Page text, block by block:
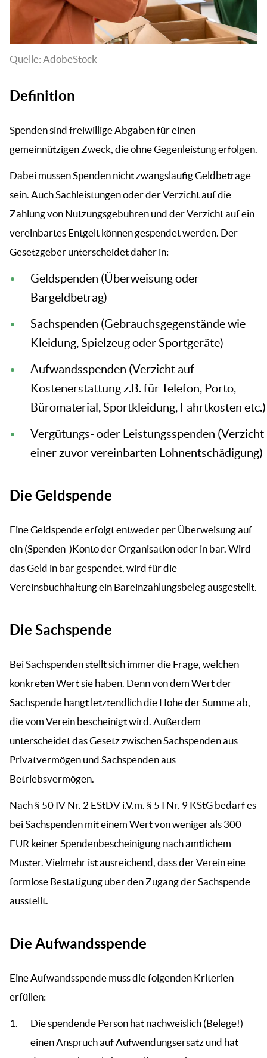
Quelle: AdobeStock
Definition
Spenden sind freiwillige Abgaben für einen
gemeinnützigen Zweck, die ohne Gegenleistung erfolgen.
Dabei müssen Spenden nicht zwangsläufig Geldbeträge
sein. Auch Sachleistungen oder der Verzicht auf die
Zahlung von Nutzungsgebühren und der Verzicht auf ein
vereinbartes Entgelt können gespendet werden. Der
Gesetzgeber unterscheidet daher in:
Geldspenden (Überweisung oder
Bargeldbetrag)
Sachspenden (Gebrauchsgegenstände wie
Kleidung, Spielzeug oder Sportgeräte)
Aufwandsspenden (Verzicht auf
Kostenerstattung z.B. für Telefon, Porto,
Büromaterial, Sportkleidung, Fahrtkosten etc.)
Vergütungs- oder Leistungsspenden (Verzicht
einer zuvor vereinbarten Lohnentschädigung)
Die Geldspende
Eine Geldspende erfolgt entweder per Überweisung auf
ein (Spenden-)Konto der Organisation oder in bar. Wird
das Geld in bar gespendet, wird für die
Vereinsbuchhaltung ein Bareinzahlungsbeleg ausgestellt.
Die Sachspende
Bei Sachspenden stellt sich immer die Frage, welchen
konkreten Wert sie haben. Denn von dem Wert der
Sachspende hängt letztendlich die Höhe der Summe ab,
die vom Verein bescheinigt wird. Außerdem
unterscheidet das Gesetz zwischen Sachspenden aus
Privatvermögen und Sachspenden aus
Betriebsvermögen.
Nach § 50 IV Nr. 2 EStDV i.V.m. § 5 I Nr. 9 KStG bedarf es
bei Sachspenden mit einem Wert von weniger als 300
EUR keiner Spendenbescheinigung nach amtlichem
Muster. Vielmehr ist ausreichend, dass der Verein eine
formlose Bestätigung über den Zugang der Sachspende
ausstellt.
Die Aufwandsspende
Eine Aufwandsspende muss die folgenden Kriterien
erfüllen:
Die spendende Person hat nachweislich (Belege!)
einen Anspruch auf Aufwendungsersatz und hat